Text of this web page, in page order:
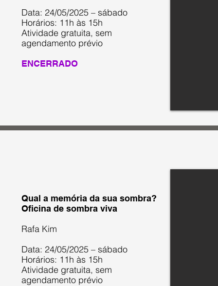
Data: 24/05/2025 – sábado
Horários: 11h às 15h
Atividade gratuita, sem
agendamento prévio
ENCERRADO
Qual a memória da sua sombra?
Oficina de sombra viva
Rafa Kim
Data: 24/05/2025 – sábado
Horários: 11h às 15h
Atividade gratuita, sem
agendamento prévio